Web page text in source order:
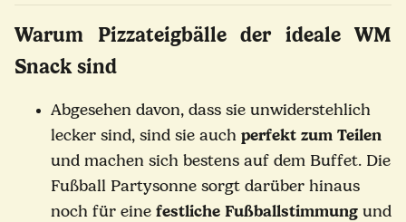
Warum Pizzateigbälle der ideale WM
Snack sind
Abgesehen davon, dass sie unwiderstehlich
lecker sind, sind sie auch perfekt zum Teilen
und machen sich bestens auf dem Buffet. Die
Fußball Partysonne sorgt darüber hinaus
noch für eine festliche Fußballstimmung und